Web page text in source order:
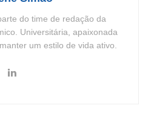
do time de redação da
Universitária, apaixonada
um estilo de vida ativo.